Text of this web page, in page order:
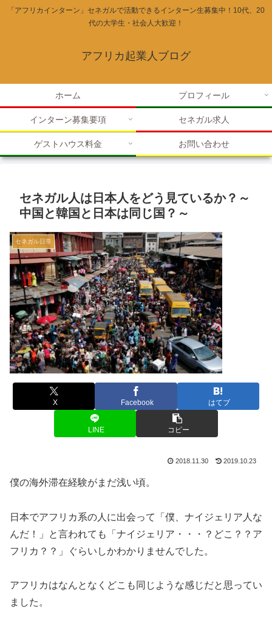
「アフリカインターン」セネガルで活動できるインターン生募集中！10代、20
代の大学生・社会人大歓迎！
アフリカ起業人ブログ
ホーム プロフィール
インターン募集要項 セネガル求人
ゲストハウス料金 お問い合わせ
セネガル人は日本人をどう見ているか？～
中国と韓国と日本は同じ国？～
セネガル日常
X Facebook はてブ
LINE コピー
2018.11.30 2019.10.23
僕の海外滞在経験がまだ浅い頃。
日本でアフリカ系の人に出会って「僕、ナイジェリア人な
んだ！」と言われても「ナイジェリア・・・？どこ？？ア
フリカ？？」ぐらいしかわかりませんでした。
アフリカはなんとなくどこも同じような感じだと思ってい
ました。